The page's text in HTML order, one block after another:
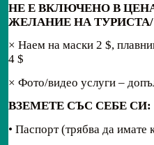
НЕ Е ВКЛЮЧЕНО В
ЖЕЛАНИЕ НА
× Наем на маски 2 $,
4 $
× Фото/видео услуги –
ВЗЕМЕТЕ СЪС СЕБЕ СИ:
• Паспорт (трябва да имате